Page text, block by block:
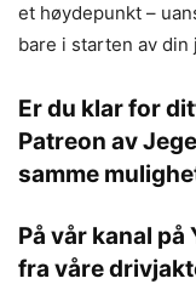
et høydepunkt –
bare i starten av din
Er du klar for
Patreon av
samme
På vår kanal
fra våre